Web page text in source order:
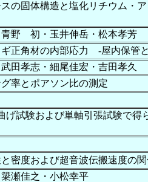
の固体構造と塩化リチウム・
初・玉井伸岳・松本孝芳
正角材の内部応力 -屋内保管
孝志・細尾佳宏・吉田孝久
率とポアソン比の測定
げ試験および単軸引張試験で得
密度および超音波伝搬速度の
佳之・小松幸平